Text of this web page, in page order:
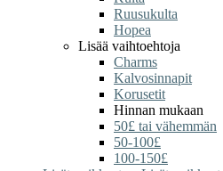
Ruusukulta
Hopea
Lisää vaihtoehtoja
Charms
Kalvosinnapit
Korusetit
Hinnan mukaan
50£ tai vähemmän
50-100£
100-150£